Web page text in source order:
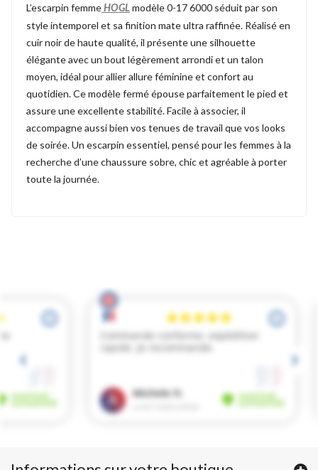
L’escarpin femme HOGL modèle 0-17 6000 séduit par son
style intemporel et sa finition mate ultra raffinée. Réalisé en
cuir noir de haute qualité, il présente une silhouette
élégante avec un bout légèrement arrondi et un talon
moyen, idéal pour allier allure féminine et confort au
quotidien. Ce modèle fermé épouse parfaitement le pied et
assure une excellente stabilité. Facile à associer, il
accompagne aussi bien vos tenues de travail que vos looks
de soirée. Un escarpin essentiel, pensé pour les femmes à la
recherche d’une chaussure sobre, chic et agréable à porter
toute la journée.